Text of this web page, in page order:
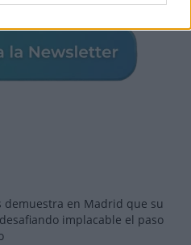
demuestra en Madrid que su
implacable el paso